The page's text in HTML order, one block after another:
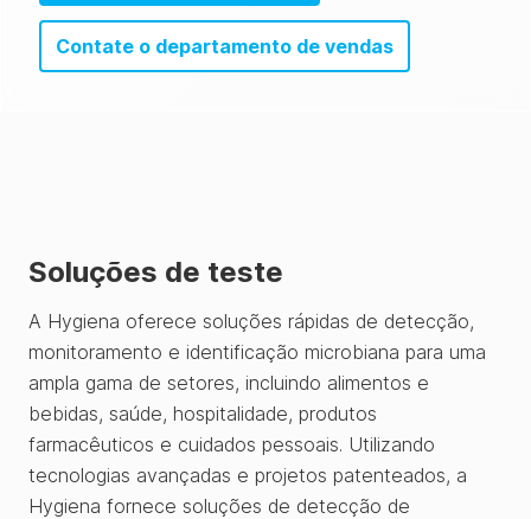
Contate o departamento de vendas
Soluções de teste
A Hygiena oferece soluções rápidas de detecção,
monitoramento e identificação microbiana para uma
ampla gama de setores, incluindo alimentos e
bebidas, saúde, hospitalidade, produtos
farmacêuticos e cuidados pessoais. Utilizando
tecnologias avançadas e projetos patenteados, a
Hygiena fornece soluções de detecção de